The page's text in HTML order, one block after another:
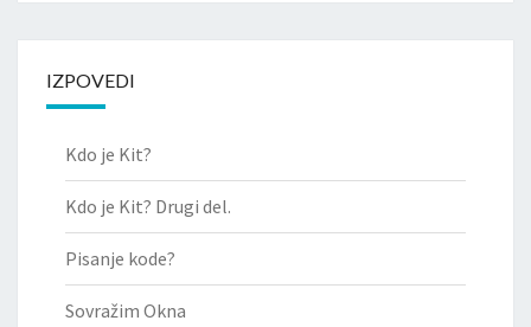
IZPOVEDI
Kdo je Kit?
Kdo je Kit? Drugi del.
Pisanje kode?
Sovražim Okna